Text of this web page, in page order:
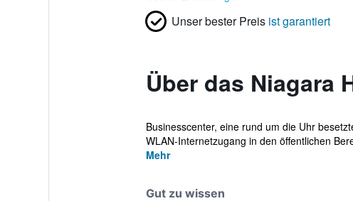
Unser bester Preis ist garantiert
Über das Niagara
Businesscenter, eine rund um die Uhr
WLAN-Internetzugang in den öffentlichen
Mehr
Gut zu wissen